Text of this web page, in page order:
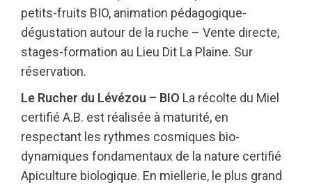
petits-fruits BIO, animation pédagogique-
dégustation autour de la ruche – Vente directe,
stages-formation au Lieu Dit La Plaine. Sur
réservation.
Le Rucher du Lévézou – BIO La récolte du Miel
certifié A.B. est réalisée à maturité, en
respectant les rythmes cosmiques bio-
dynamiques fondamentaux de la nature certifié
Apiculture biologique. En miellerie, le plus grand